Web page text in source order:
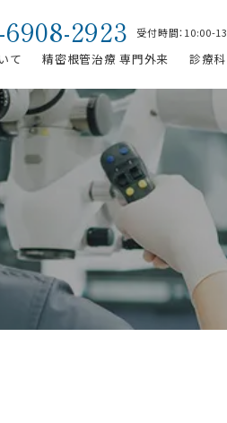
6908-2923 受付時間：10:00-
て 精密根管治療 専門外来 診療